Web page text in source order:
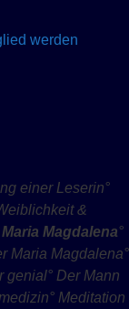
werden
einer Leserin°
&
Maria Magdalena°
Maria Magdalena°
genial° Der Mann
° Meditation